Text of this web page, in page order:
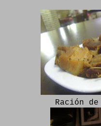
Ración